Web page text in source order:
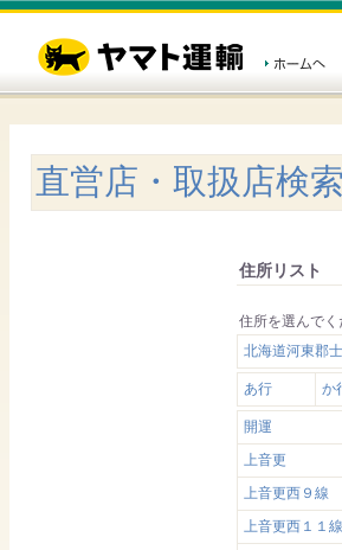
直営店・取扱店検
住所リスト
住所を選んでく
北海道河東郡
あ行 か
開運
上音更
上音更西９線
上音更西１１線